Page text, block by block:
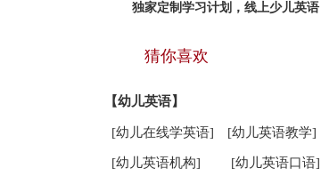
独家定制学习计划，线上少儿英语
猜你喜欢
【幼儿英语】
[幼儿在线学英语] [幼儿英语教学]
[幼儿英语机构] [幼儿英语口语]